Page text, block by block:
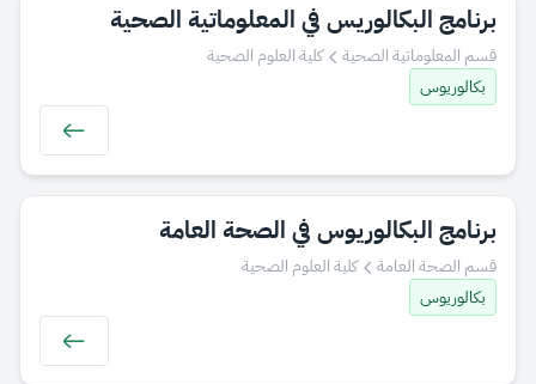
برنامج البكالوريس في المعلوماتية الصحية
قسم المعلوماتية الصحية كلية العلوم الصحية
بكالوريوس
​​​​برنامج البكالوريوس في الصحة العامة
قسم الصحة العامة كلية العلوم الصحية
بكالوريوس